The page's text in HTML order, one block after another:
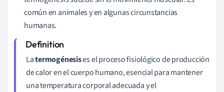
común en animales y en algunas circunstancias
humanas.
Latermogénesises el proceso fisiológico de producción
de calor en el cuerpo humano, esencial para mantener
una temperatura corporal adecuada y el